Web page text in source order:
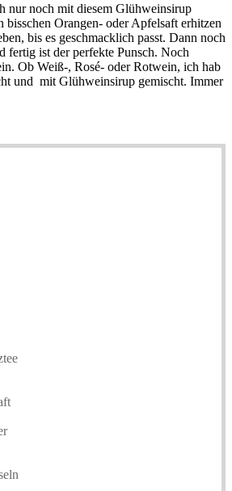
nur noch mit diesem Glühweinsirup
bisschen Orangen- oder Apfelsaft erhitzen
bis es geschmacklich passt. Dann noch
fertig ist der perfekte Punsch. Noch
Ob Weiß-, Rosé- oder Rotwein, ich hab
und mit Glühweinsirup gemischt. Immer